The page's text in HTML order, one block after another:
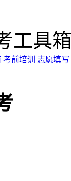
工具箱
考前培训 志愿填写